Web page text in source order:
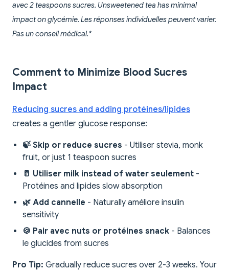
avec 2 teaspoons sucres. Unsweetened tea has minimal
impact on glycémie. Les réponses individuelles peuvent varier.
Pas un conseil médical.*
Comment to Minimize Blood Sucres
Impact
Reducing sucres and adding protéines/lipides
creates a gentler glucose response:
🍃 Skip or reduce sucres - Utiliser stevia, monk
fruit, or just 1 teaspoon sucres
🥛 Utiliser milk instead of water seulement -
Protéines and lipides slow absorption
🌿 Add cannelle - Naturally améliore insulin
sensitivity
🍪 Pair avec nuts or protéines snack - Balances
le glucides from sucres
Pro Tip: Gradually reduce sucres over 2-3 weeks. Your